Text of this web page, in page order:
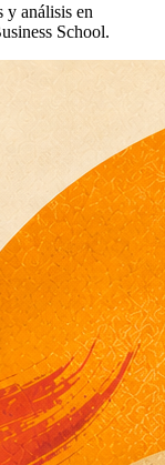
y análisis en
School.